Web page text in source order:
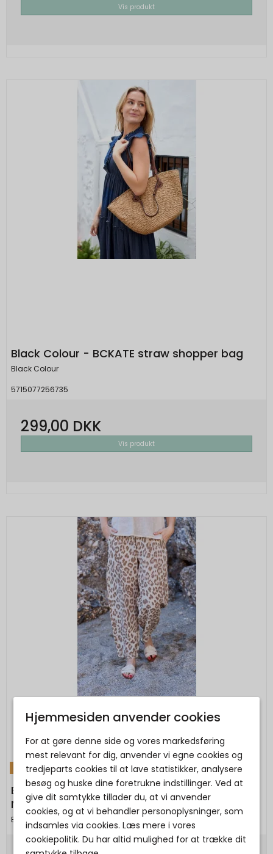
Vis produkt
Black Colour - BCKATE straw shopper bag
Black Colour
5715077256735
299,00 DKK
Vis produkt
TILBUD
Black Colour - BCMELINA barrel linen pant -
Nougat Leo
Black Colour
Hjemmesiden anvender cookies
For at gøre denne side og vores markedsføring
mest relevant for dig, anvender vi egne cookies og
tredjeparts cookies til at lave statistikker, analysere
besøg og huske dine foretrukne indstillinger. Ved at
give dit samtykke tillader du, at vi anvender
cookies, og at vi behandler personoplysninger, som
indsamles via cookies. Læs mere i vores
cookiepolitik. Du har altid mulighed for at trække dit